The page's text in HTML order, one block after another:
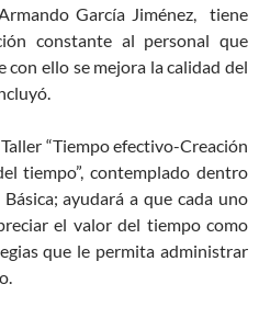
García Jiménez, tiene
constante al personal que
con ello se mejora la calidad del
“Tiempo efectivo-Creación
tiempo”, contemplado dentro
ayudará a que cada uno
el valor del tiempo como
que le permita administrar